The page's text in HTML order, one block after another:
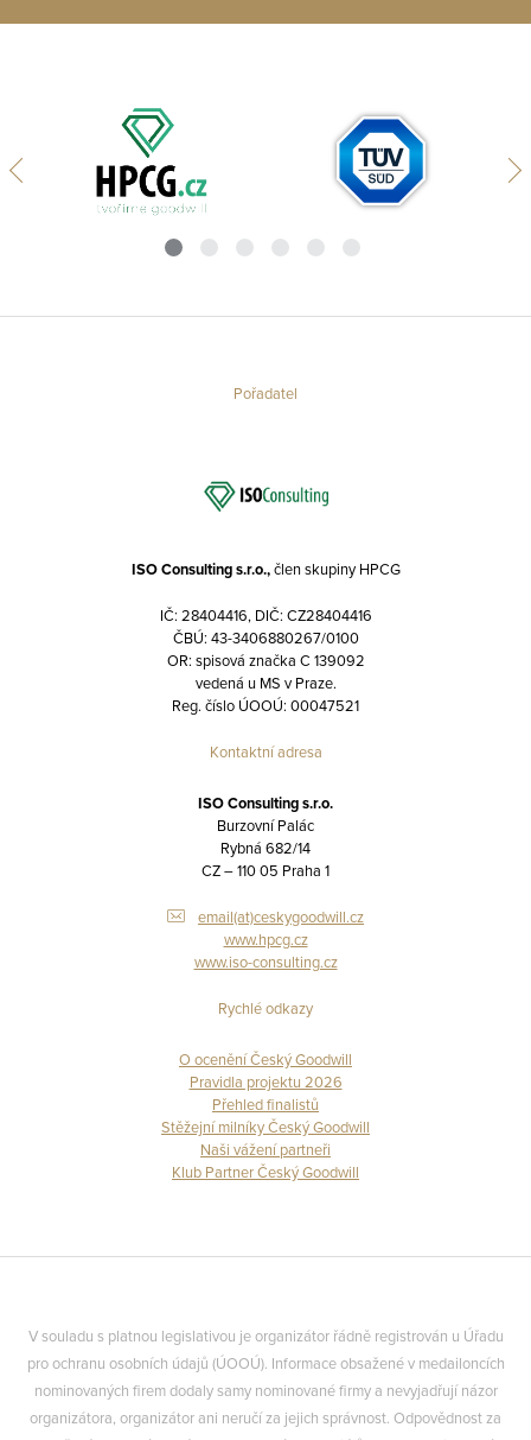
Pořadatel
ISO Consulting s.r.o.,člen skupiny HPCG
IČ: 28404416, DIČ: CZ28404416
ČBÚ: 43-3406880267/0100
OR: spisová značka C 139092
vedená u MS v Praze.
Reg. číslo ÚOOÚ: 00047521
Kontaktní adresa
ISO Consulting s.r.o.
Burzovní Palác
Rybná 682/14
CZ – 110 05 Praha 1
email(at)ceskygoodwill.cz
www.hpcg.cz
www.iso-consulting.cz
Rychlé odkazy
O ocenění Český Goodwill
Pravidla projektu 2026
Přehled finalistů
Stěžejní milníky Český Goodwill
Naši vážení partneři
Klub Partner Český Goodwill
V souladu s platnou legislativou je organizátor řádně registrován u Úřadu
pro ochranu osobních údajů (ÚOOÚ). Informace obsažené v medailoncích
nominovaných firem dodaly samy nominované firmy a nevyjadřují názor
organizátora, organizátor ani neručí za jejich správnost. Odpovědnost za